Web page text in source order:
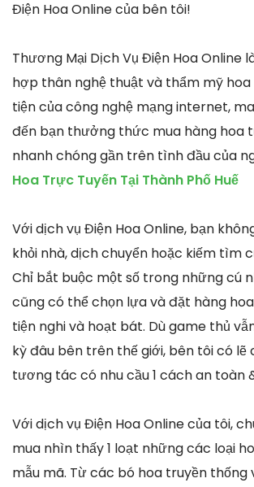
Điện Hoa Online của bên tôi!
Thương Mại Dịch Vụ Điện Hoa Online
hợp thân nghệ thuật và thẩm mỹ
tiện của công nghệ mạng internet,
đến bạn thưởng thức mua hàng hoa
nhanh chóng gần trên tình đầu của
Hoa Trực Tuyến Tại Thành Phố Huế
Với dịch vụ Điện Hoa Online, bạn
khỏi nhà, dịch chuyển hoặc kiếm tìm
Chỉ bắt buộc một số trong những cú
cũng có thể chọn lựa và đặt hàng
tiện nghi và hoạt bát. Dù game thủ
kỳ đâu bên trên thế giới, bên tôi có lẽ
tương tác có nhu cầu 1 cách an toàn
Với dịch vụ Điện Hoa Online của tôi,
mua nhìn thấy 1 loạt những các loại
mẫu mã. Từ các bó hoa truyền thống